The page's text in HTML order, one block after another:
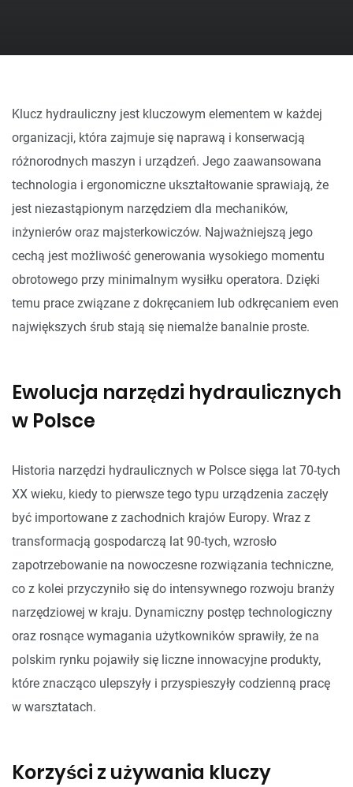
Klucz hydrauliczny jest kluczowym elementem w każdej
organizacji, która zajmuje się naprawą i konserwacją
różnorodnych maszyn i urządzeń. Jego zaawansowana
technologia i ergonomiczne ukształtowanie sprawiają, że
jest niezastąpionym narzędziem dla mechaników,
inżynierów oraz majsterkowiczów. Najważniejszą jego
cechą jest możliwość generowania wysokiego momentu
obrotowego przy minimalnym wysiłku operatora. Dzięki
temu prace związane z dokręcaniem lub odkręcaniem even
największych śrub stają się niemalże banalnie proste.
Ewolucja narzędzi hydraulicznych
w Polsce
Historia narzędzi hydraulicznych w Polsce sięga lat 70-tych
XX wieku, kiedy to pierwsze tego typu urządzenia zaczęły
być importowane z zachodnich krajów Europy. Wraz z
transformacją gospodarczą lat 90-tych, wzrosło
zapotrzebowanie na nowoczesne rozwiązania techniczne,
co z kolei przyczyniło się do intensywnego rozwoju branży
narzędziowej w kraju. Dynamiczny postęp technologiczny
oraz rosnące wymagania użytkowników sprawiły, że na
polskim rynku pojawiły się liczne innowacyjne produkty,
które znacząco ulepszyły i przyspieszyły codzienną pracę
w warsztatach.
Korzyści z używania kluczy